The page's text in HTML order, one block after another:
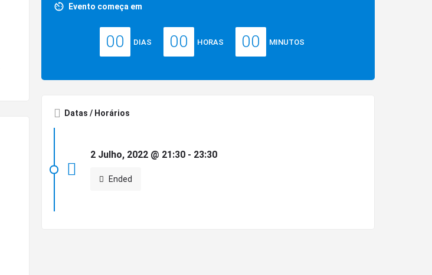
Evento começa em
00 DIAS 00 HORAS 00 MINUTOS
Datas / Horários
2 Julho, 2022 @ 21:30 - 23:30
Ended